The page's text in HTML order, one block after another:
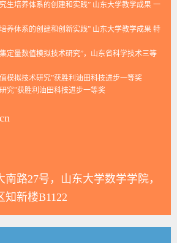
生培养体系的创建和实践” 山东大学教学成果 一
养体系的创建和创新实践” 山东大学教学成果 特
定量数值模拟技术研究”，山东省科学技术三等
模拟技术研究”获胜利油田科技进步一等奖
究”获胜利油田科技进步一等奖
路27号，山东大学数学学院，
知新楼B1122